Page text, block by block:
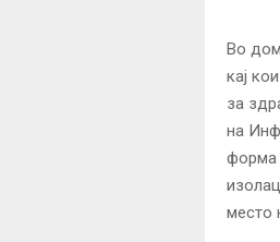
Во
кај
за
на
форма
место